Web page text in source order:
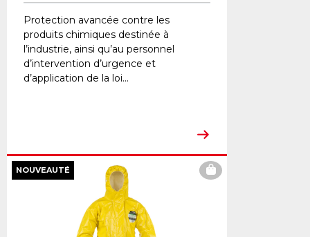
Protection avancée contre les
produits chimiques destinée à
l’industrie, ainsi qu’au personnel
d’intervention d’urgence et
d’application de la loi...
NOUVEAUTÉ